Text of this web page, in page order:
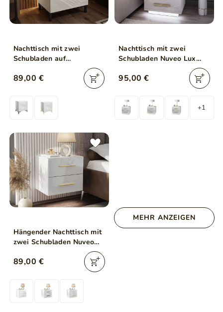
Nachttisch mit zwei
Schubladen auf
Schwarzen Beinen Nuveo
Lux Weiß Hochglanz
89,00 €
Nachttisch mit zwei
Schubladen Nuveo Lux
95,00 €
+1
Hängender Nachttisch mit
zwei Schubladen Nuveo
89,00 €
MEHR ANZEIGEN